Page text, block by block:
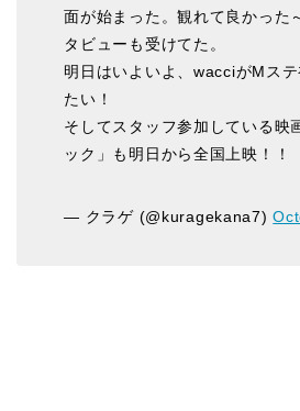
面が始まった。観れて良かった
タビューも受けてた。
明日はいよいよ、wacciがMス
たい！
そしてスタッフ参加している映
ック」も明日から全国上映！！
— クラゲ (@kuragekana7)